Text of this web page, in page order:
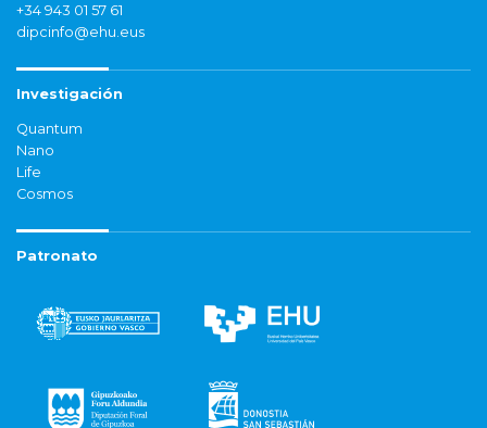
+34 943 01 57 61
dipcinfo@ehu.eus
Investigación
Quantum
Nano
Life
Cosmos
Patronato